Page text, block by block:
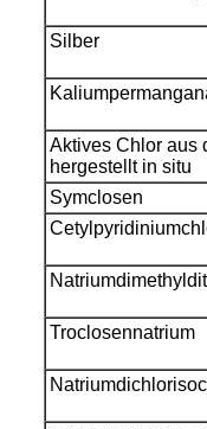
Silber
Aktives Chlor aus
hergestellt in situ
Symclosen
Troclosennatrium